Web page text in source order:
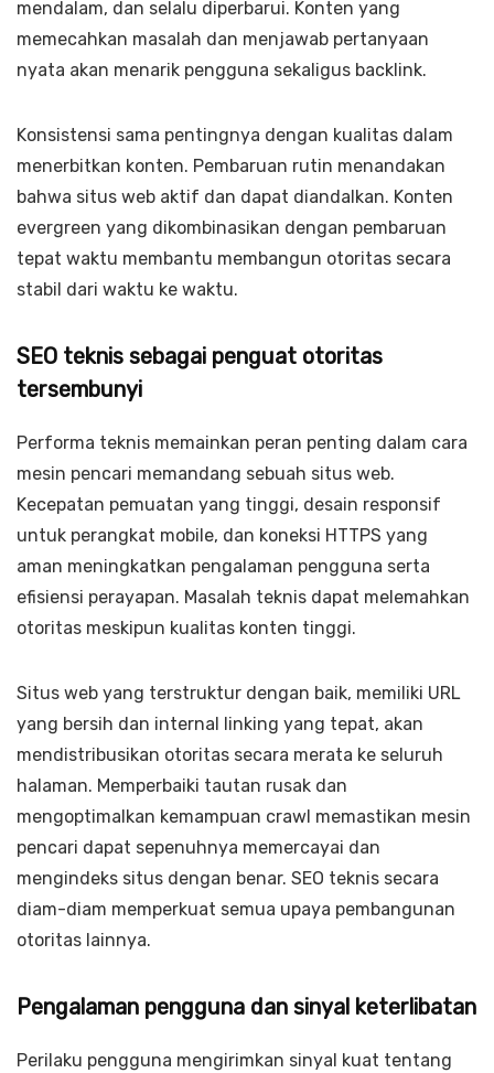
mendalam, dan selalu diperbarui. Konten yang
memecahkan masalah dan menjawab pertanyaan
nyata akan menarik pengguna sekaligus backlink.
Konsistensi sama pentingnya dengan kualitas dalam
menerbitkan konten. Pembaruan rutin menandakan
bahwa situs web aktif dan dapat diandalkan. Konten
evergreen yang dikombinasikan dengan pembaruan
tepat waktu membantu membangun otoritas secara
stabil dari waktu ke waktu.
SEO teknis sebagai penguat otoritas
tersembunyi
Performa teknis memainkan peran penting dalam cara
mesin pencari memandang sebuah situs web.
Kecepatan pemuatan yang tinggi, desain responsif
untuk perangkat mobile, dan koneksi HTTPS yang
aman meningkatkan pengalaman pengguna serta
efisiensi perayapan. Masalah teknis dapat melemahkan
otoritas meskipun kualitas konten tinggi.
Situs web yang terstruktur dengan baik, memiliki URL
yang bersih dan internal linking yang tepat, akan
mendistribusikan otoritas secara merata ke seluruh
halaman. Memperbaiki tautan rusak dan
mengoptimalkan kemampuan crawl memastikan mesin
pencari dapat sepenuhnya memercayai dan
mengindeks situs dengan benar. SEO teknis secara
diam-diam memperkuat semua upaya pembangunan
otoritas lainnya.
Pengalaman pengguna dan sinyal keterlibatan
Perilaku pengguna mengirimkan sinyal kuat tentang